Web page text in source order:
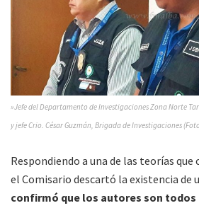
»Jefe del Departamento de Investigaciones Zona Norte
y jefe Crio. César Guzmán, Brigada de Investigaciones
Respondiendo a una de las teorías
el Comisario descartó la existencia de
confirmó que los autores son todos